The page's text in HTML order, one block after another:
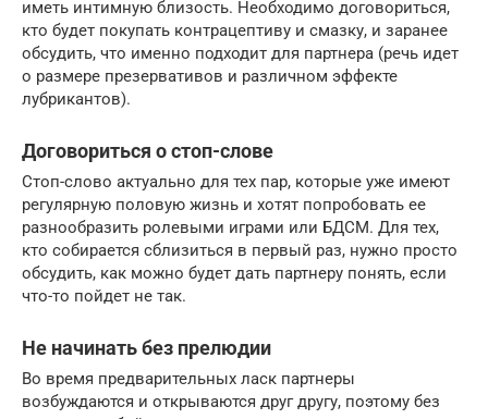
иметь интимную близость. Необходимо договориться,
кто будет покупать контрацептиву и смазку, и заранее
обсудить, что именно подходит для партнера (речь идет
о размере презервативов и различном эффекте
лубрикантов).
Договориться о стоп-слове
Стоп-слово актуально для тех пар, которые уже имеют
регулярную половую жизнь и хотят попробовать ее
разнообразить ролевыми играми или БДСМ. Для тех,
кто собирается сблизиться в первый раз, нужно просто
обсудить, как можно будет дать партнеру понять, если
что-то пойдет не так.
Не начинать без прелюдии
Во время предварительных ласк партнеры
возбуждаются и открываются друг другу, поэтому без